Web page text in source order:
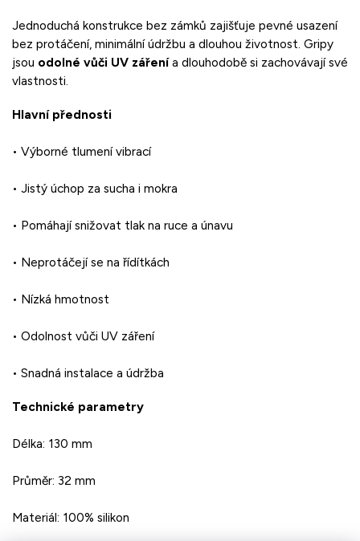
Jednoduchá konstrukce bez zámků zajišťuje pevné usazení
bez protáčení, minimálníúdržbu a dlouhou životnost. Gripy
jsou odolné vůči UV záření a dlouhodobě si zachovávajísvé
vlastnosti.
Hlavní přednosti
• Výborné tlumenívibrací
• Jistý úchop za sucha i mokra
• Pomáhajísnižovat tlak na ruce a únavu
• Neprotáčejíse na řídítkách
• Nízká hmotnost
• Odolnost vůči UV záření
• Snadná instalace a údržba
Technické parametry
Délka: 130 mm
Průměr: 32 mm
Materiál: 100% silikon